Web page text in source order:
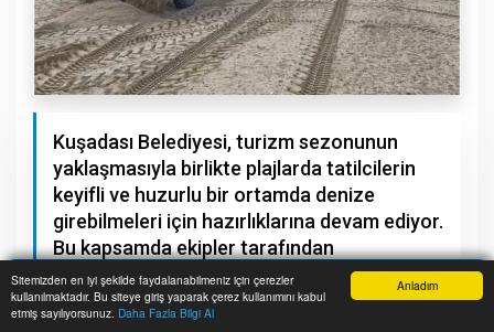
Anladım
Sitemizden en iyi şekilde faydalanabilmeniz için çerezler
kullanılmaktadır. Bu siteye giriş yaparak çerez kullanımını kabul
etmiş sayılıyorsunuz. Daha Fazla Bilgi Al
Kuşadası Belediyesi, turizm sezonunun
yaklaşmasıyla birlikte plajlarda tatilcilerin
keyifli ve huzurlu bir ortamda denize
girebilmeleri için hazırlıklarına devam ediyor.
Bu kapsamda ekipler tarafından
kumsallarda düzenli olarak temizlik ve
bakım çalışmaları yürütülüyor.
Anasayfa Yazarlar Haber Ara İhbar Hattı Menu